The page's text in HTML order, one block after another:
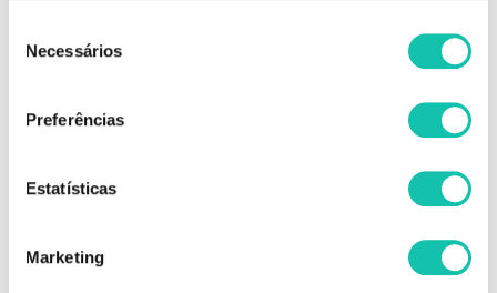
Necessários
Preferências
Estatísticas
Marketing
OPINIÕES
Comprar Coloração IZ Color Energy IAN ZACHARY MELHOR PREÇO |